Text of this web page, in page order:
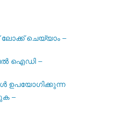
ചെയ്യാം –
ഐഡി –
ഉപയോഗിക്കുന്ന
–